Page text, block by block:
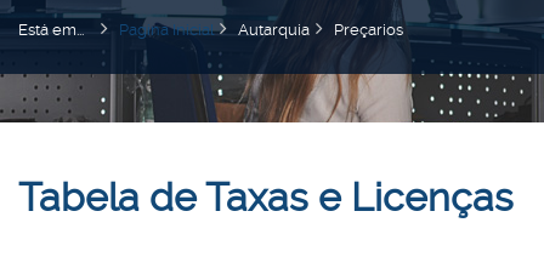
Está em... Pagina Inicial Autarquia Preçarios
Tabela de Taxas e Licenças